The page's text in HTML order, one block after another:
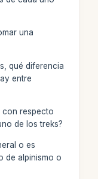
una
qué diferencia
entre
con respecto
de los treks?
o es
de alpinismo o